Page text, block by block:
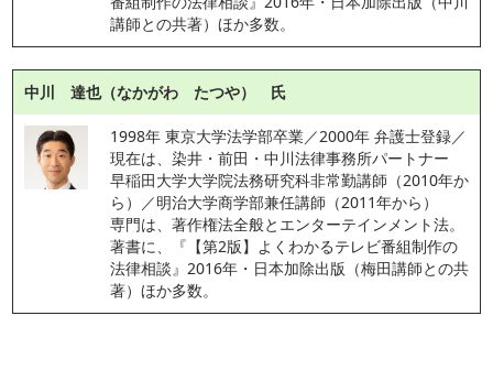
講師との共著）ほか多数。
中川 達也（なかがわ たつや） 氏
1998年 東京大学法学部卒業／2000年 弁護士登録／
現在は、染井・前田・中川法律事務所パートナー
早稲田大学大学院法務研究科非常勤講師（2010年か
ら）／明治大学商学部兼任講師（2011年から）
専門は、著作権法全般とエンターテインメント法。
著書に、『【第2版】よくわかるテレビ番組制作の
法律相談』2016年・日本加除出版（梅田講師との共
著）ほか多数。